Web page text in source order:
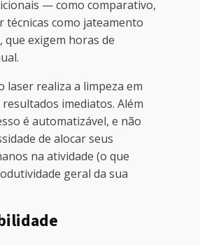
— como comparativo,
técnicas como jateamento
que exigem horas de
laser realiza a limpeza em
imediatos. Além
é automatizável, e não
de alocar seus
na atividade (o que
geral da sua